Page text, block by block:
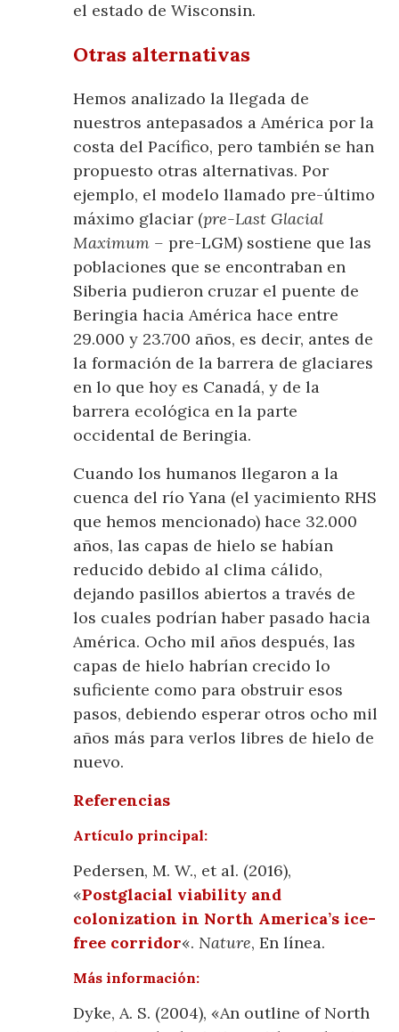
el estado de Wisconsin.
Otras alternativas
Hemos analizado la llegada de
nuestros antepasados a América por la
costa del Pacífico, pero también se han
propuesto otras alternativas. Por
ejemplo, el modelo llamado pre-último
máximo glaciar (pre-Last Glacial
Maximum –pre-LGM) sostiene que las
poblaciones que se encontraban en
Siberia pudieron cruzar el puente de
Beringia hacia América hace entre
29.000 y 23.700 años, es decir, antes de
la formación de la barrera de glaciares
en lo que hoy es Canadá, y de la
barrera ecológica en la parte
occidental de Beringia.
Cuando los humanos llegaron a la
cuenca del río Yana (el yacimiento RHS
que hemos mencionado) hace 32.000
años, las capas de hielo se habían
reducido debido al clima cálido,
dejando pasillos abiertos a través de
los cuales podrían haber pasado hacia
América. Ocho mil años después, las
capas de hielo habrían crecido lo
suficiente como para obstruir esos
pasos, debiendo esperar otros ocho mil
años más para verlos libres de hielo de
nuevo.
Referencias
Artículo principal:
Pedersen, M. W., et al. (2016),
«Postglacial viability and
colonization in North America’s ice-
free corridor«. Nature, En línea.
Más información:
Dyke, A. S. (2004), «An outline of North